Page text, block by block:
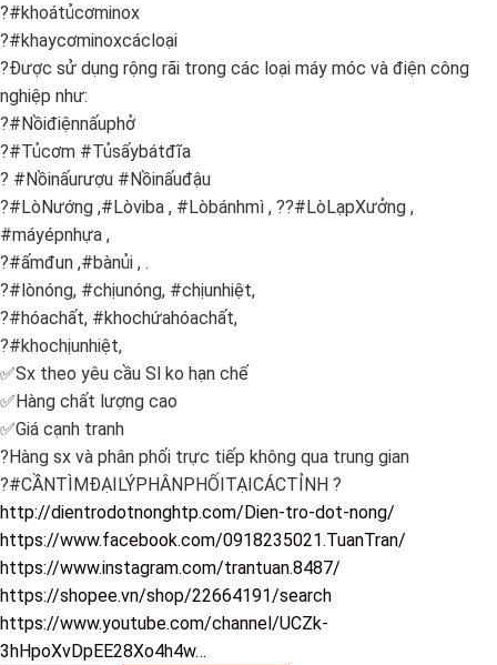
?#khoátủcơminox
?#khaycơminoxcácloại
?Được sử dụng rộng rãi trong các loại máy móc và điện công
nghiệp như:
?#Nồiđiệnnấuphở
?#Tủcơm #Tủsấybátđĩa
? #Nồinấurượu #Nồinấuđậu
?#LòNướng ,#Lòviba , #Lòbánhmì , ??#LòLạpXưởng ,
#máyépnhựa ,
?#ấmđun ,#bànủi , .
?#lònóng, #chịunóng, #chịunhiệt,
?#hóachất, #khochứahóachất,
?#khochịunhiệt,
✅Sx theo yêu cầu Sl ko hạn chế
✅Hàng chất lượng cao
✅Giá cạnh tranh
?Hàng sx và phân phối trực tiếp không qua trung gian
?#CẦNTÌMĐẠILÝPHÂNPHỐITẠICÁCTỈNH ?
http://dientrodotnonghtp.com/Dien-tro-dot-nong/
https://www.facebook.com/0918235021.TuanTran/
https://www.instagram.com/trantuan.8487/
https://shopee.vn/shop/22664191/search
https://www.youtube.com/channel/UCZk-
3hHpoXvDpEE28Xo4h4w…